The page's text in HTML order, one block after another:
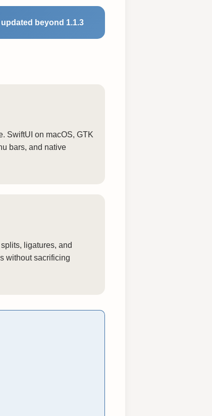
beyond 1.1.3
SwiftUI on macOS, GTK
bars, and native
ligatures, and
without sacrificing